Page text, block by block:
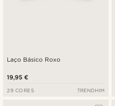
Laço Básico Roxo
19,95 €
29 CORES TRENDHIM